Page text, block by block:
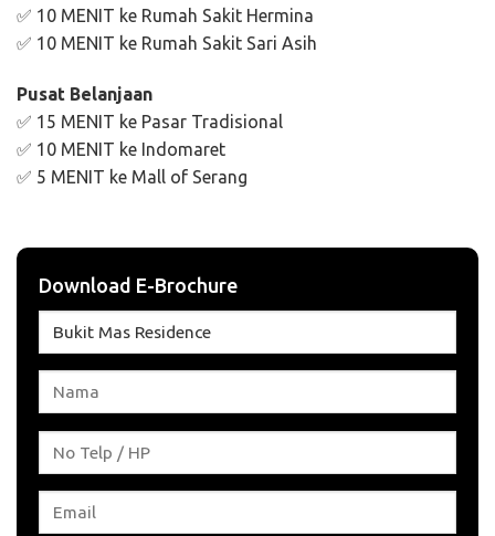
✅ 10 MENIT ke Rumah Sakit Hermina
✅ 10 MENIT ke Rumah Sakit Sari Asih
Pusat Belanjaan
✅ 15 MENIT ke Pasar Tradisional
✅ 10 MENIT ke Indomaret
✅ 5 MENIT ke Mall of Serang
Download E-Brochure